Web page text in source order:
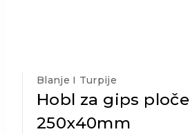
Blanje I Turpije
Hobl za gips ploče
250x40mm